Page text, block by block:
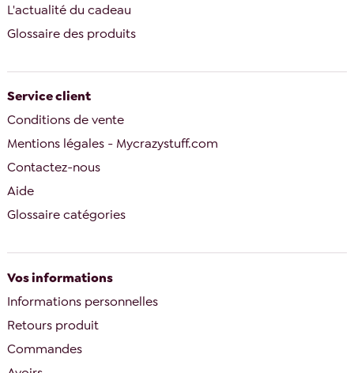
L'actualité du cadeau
Glossaire des produits
Service client
Conditions de vente
Mentions légales - Mycrazystuff.com
Contactez-nous
Aide
Glossaire catégories
Vos informations
Informations personnelles
Retours produit
Commandes